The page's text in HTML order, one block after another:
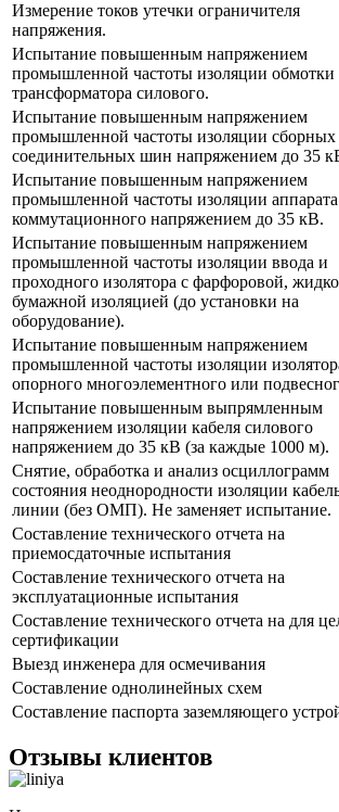
Измерение токов утечки ограничителя
напряжения.
Испытание повышенным напряжением
промышленной частоты изоляции обмотки
трансформатора силового.
Испытание повышенным напряжением
промышленной частоты изоляции сборных
соединительных шин напряжением до 35
Испытание повышенным напряжением
промышленной частоты изоляции аппарата
коммутационного напряжением до 35 кВ.
Испытание повышенным напряжением
промышленной частоты изоляции ввода и
проходного изолятора с фарфоровой,
бумажной изоляцией (до установки на
оборудование).
Испытание повышенным напряжением
промышленной частоты изоляции
опорного многоэлементного или
Испытание повышенным выпрямленным
напряжением изоляции кабеля силового
напряжением до 35 кВ (за каждые 1000 м).
Снятие, обработка и анализ осциллограмм
состояния неоднородности изоляции
линии (без ОМП). Не заменяет испытание.
Составление технического отчета на
приемосдаточные испытания
Составление технического отчета на
эксплуатационные испытания
Составление технического отчета на для
сертификации
Выезд инженера для осмечивания
Составление однолинейных схем
Составление паспорта заземляющего
Отзывы клиентов